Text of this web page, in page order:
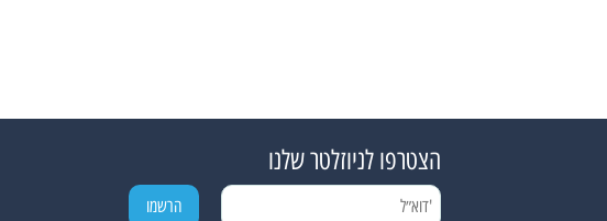
הצטרפו לניוזלטר שלנו